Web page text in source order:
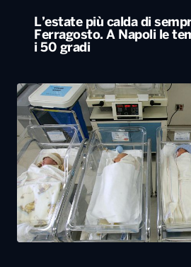
L’estate più calda di
Ferragosto. A Napoli le
i 50 gradi